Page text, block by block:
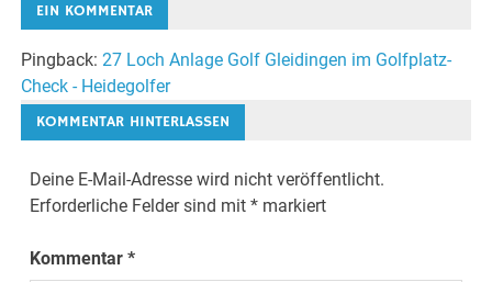
EIN KOMMENTAR
Pingback:27 Loch Anlage Golf Gleidingen im Golfplatz-
Check - Heidegolfer
KOMMENTAR HINTERLASSEN
Deine E-Mail-Adresse wird nicht veröffentlicht.
Erforderliche Felder sind mit* markiert
Kommentar*